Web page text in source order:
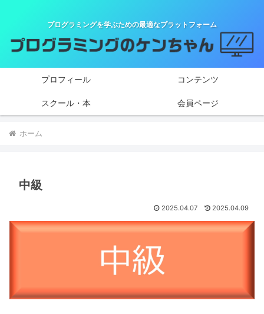
プログラミングを学ぶための最適なプラットフォーム
プロフィール コンテンツ
スクール・本 会員ページ
ホーム
中級
2025.04.07 2025.04.09